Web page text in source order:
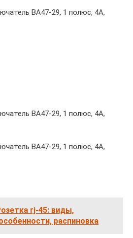
ВА47-29, 1 полюс, 4А,
ВА47-29, 1 полюс, 4А,
ВА47-29, 1 полюс, 4А,
rj-45: виды,
распиновка